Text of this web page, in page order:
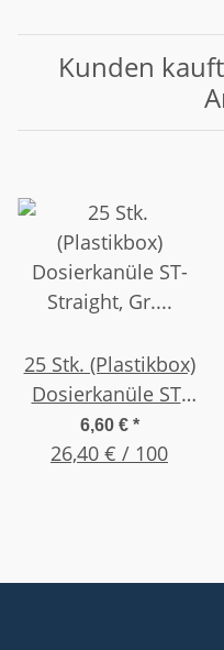
Kunden
25 Stk. (Plastikbox)
Dosierkanüle ST-
Straight, Gr. 21G
0,25" (6,35mm) Lila
6,60 € *
26,40 € / 100